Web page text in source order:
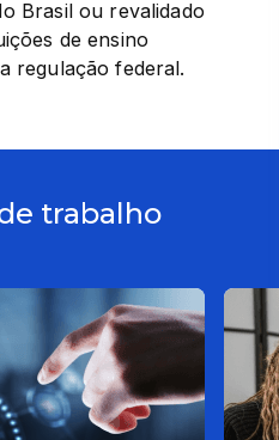
Brasil ou revalidado
de ensino
regulação federal.
trabalho